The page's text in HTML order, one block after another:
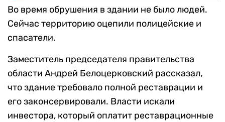
Во время обрушения в здании не было людей.
Сейчас территорию оцепили полицейские и
спасатели.
Заместитель председателя правительства
области Андрей Белоцерковский рассказал,
что здание требовало полной реставрации и
его законсервировали. Власти искали
инвестора, который оплатит реставрационные